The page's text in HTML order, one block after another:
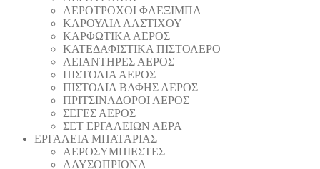
ΑΕΡΟΤΡΟΧΟΙ ΦΛΕΞΙΜΠΛ
ΚΑΡΟΥΛΙΑ ΛΑΣΤΙΧΟΥ
ΚΑΡΦΩΤΙΚΑ ΑΕΡΟΣ
ΚΑΤΕΔΑΦΙΣΤΙΚΑ ΠΙΣΤΟΛΕΡΟ
ΛΕΙΑΝΤΗΡΕΣ ΑΕΡΟΣ
ΠΙΣΤΟΛΙΑ ΑΕΡΟΣ
ΠΙΣΤΟΛΙΑ ΒΑΦΗΣ ΑΕΡΟΣ
ΠΡΙΤΣΙΝΑΔΟΡΟΙ ΑΕΡΟΣ
ΣΕΓΕΣ ΑΕΡΟΣ
ΣΕΤ ΕΡΓΑΛΕΙΩΝ ΑΕΡΑ
ΕΡΓΑΛΕΙΑ ΜΠΑΤΑΡΙΑΣ
AEΡΟΣΥΜΠΙΕΣΤΕΣ
AΛΥΣΟΠΡΙΟΝΑ